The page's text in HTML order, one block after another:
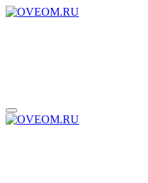
Перейти